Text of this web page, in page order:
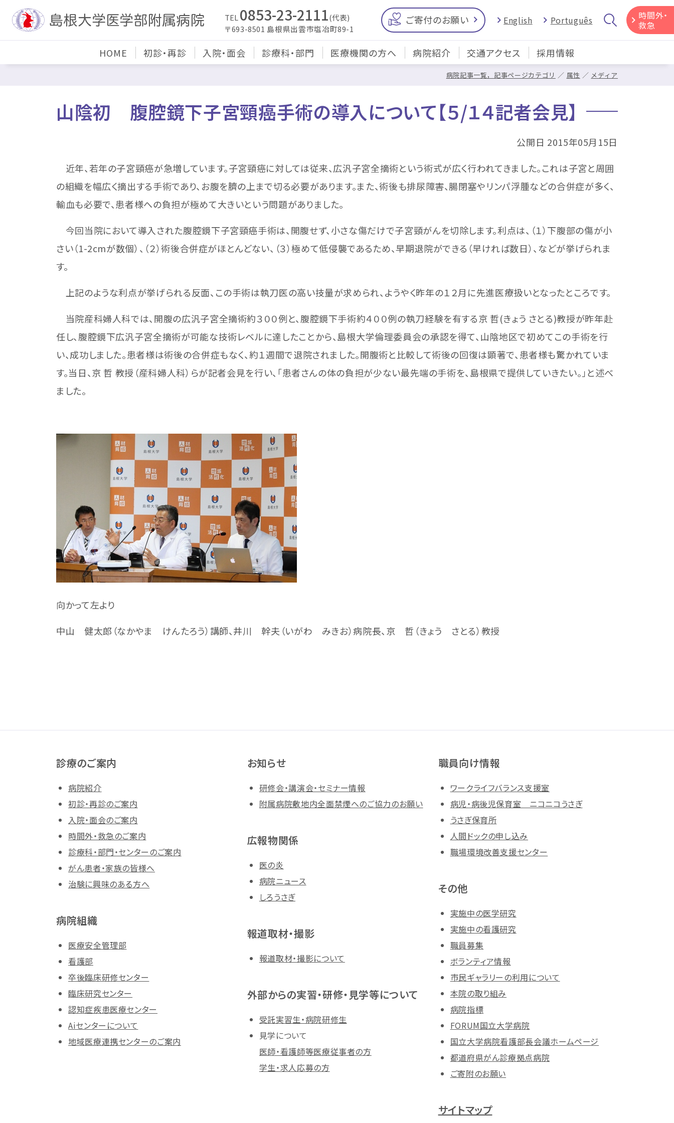
TEL 0853-23-2111(代表)
〒693-8501 島根県出雲市塩冶町89-1
ご寄付のお願い English Português
時間外・
救急
HOME 初診・再診 入院・面会 診療科・部門 医療機関の方へ 病院紹介 交通アクセス 採用情報
病院記事一覧，記事ページカテゴリ 属性 メディア
山陰初 腹腔鏡下子宮頸癌手術の導入について【５/１４記者会見】
公開日 2015年05月15日
近年、若年の子宮頸癌が急増しています。子宮頸癌に対しては従来、広汎子宮全摘術という術式が広く行われてきました。これは子宮と周囲
の組織を幅広く摘出する手術であり、お腹を臍の上まで切る必要があります。また、術後も排尿障害、腸閉塞やリンパ浮腫などの合併症が多く、
輸血も必要で、患者様への負担が極めて大きいという問題がありました。
今回当院において導入された腹腔鏡下子宮頸癌手術は、開腹せず、小さな傷だけで子宮頸がんを切除します。利点は、（１）下腹部の傷が小
さい（1-2cmが数個）、（２）術後合併症がほとんどない、（３）極めて低侵襲であるため、早期退院ができる（早ければ数日）、などが挙げられま
す。
上記のような利点が挙げられる反面、この手術は執刀医の高い技量が求められ、ようやく昨年の１２月に先進医療扱いとなったところです。
当院産科婦人科では、開腹の広汎子宮全摘術約３００例と、腹腔鏡下手術約４００例の執刀経験を有する京 哲(きょう さとる)教授が昨年赴
任し、腹腔鏡下広汎子宮全摘術が可能な技術レベルに達したことから、島根大学倫理委員会の承認を得て、山陰地区で初めてこの手術を行
い、成功しました。患者様は術後の合併症もなく、約１週間で退院されました。開腹術と比較して術後の回復は顕著で、患者様も驚かれていま
す。当日、京 哲 教授（産科婦人科）らが記者会見を行い、「患者さんの体の負担が少ない最先端の手術を、島根県で提供していきたい。」と述べ
ました。
向かって左より
中山 健太郎（なかやま けんたろう）講師、井川 幹夫（いがわ みきお）病院長、京 哲（きょう さとる）教授
診療のご案内
病院紹介
初診・再診のご案内
入院・面会のご案内
時間外・救急のご案内
診療科・部門・センターのご案内
がん患者・家族の皆様へ
治験に興味のある方へ
病院組織
医療安全管理部
看護部
卒後臨床研修センター
臨床研究センター
認知症疾患医療センター
Aiセンターについて
地域医療連携センターのご案内
お知らせ
研修会・講演会・セミナー情報
附属病院敷地内全面禁煙へのご協力のお願い
広報物関係
医の炎
病院ニュース
しろうさぎ
報道取材・撮影
報道取材・撮影について
外部からの実習・研修・見学等について
受託実習生・病院研修生
見学について
医師・看護師等医療従事者の方
学生・求人応募の方
職員向け情報
ワークライフバランス支援室
病児・病後児保育室 ニコニコうさぎ
うさぎ保育所
人間ドックの申し込み
職場環境改善支援センター
その他
実施中の医学研究
実施中の看護研究
職員募集
ボランティア情報
市民ギャラリーの利用について
本院の取り組み
病院指標
FORUM国立大学病院
国立大学病院看護部長会議ホームページ
都道府県がん診療拠点病院
ご寄附のお願い
サイトマップ